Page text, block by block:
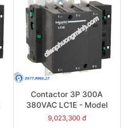
Contactor 3P 300A
380VAC LC1E - Model
LC1E300Q6
9,023,300 đ